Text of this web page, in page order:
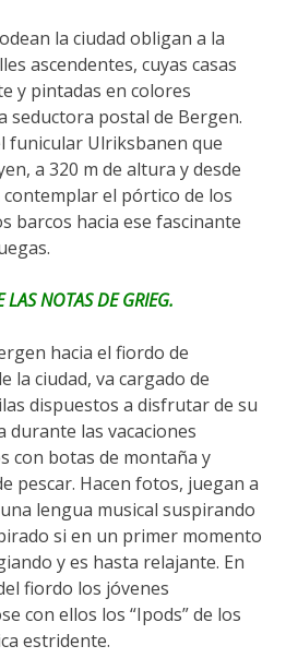
la ciudad obligan a la
ascendentes, cuyas casas
y pintadas en colores
seductora postal de Bergen.
funicular Ulriksbanen que
a 320 m de altura y desde
el pórtico de los
barcos hacia ese fascinante
NOTAS DE GRIEG.
hacia el fiordo de
la ciudad, va cargado de
dispuestos a disfrutar de su
las vacaciones
con botas de montaña y
pescar. Hacen fotos, juegan a
lengua musical suspirando
si en un primer momento
y es hasta relajante. En
fiordo los jóvenes
con ellos los “Ipods” de los
estridente.